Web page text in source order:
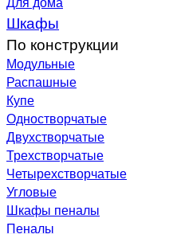
Шкафы
По конструкции
Модульные
Распашные
Купе
Одностворчатые
Двухстворчатые
Трехстворчатые
Четырехстворчатые
Угловые
Шкафы пеналы
Пеналы